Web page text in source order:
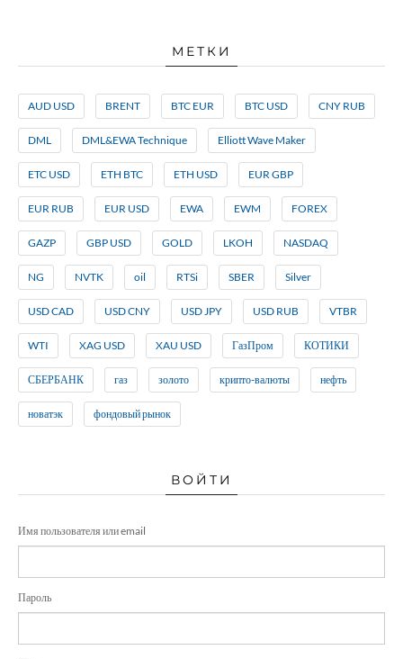
МЕТКИ
AUD USD BRENT BTC EUR BTC USD CNY RUB
DML DML&EWA Technique Elliott Wave Maker
ETC USD ETH BTC ETH USD EUR GBP
EUR RUB EUR USD EWA EWM FOREX
GAZP GBP USD GOLD LKOH NASDAQ
NG NVTK oil RTSi SBER Silver
USD CAD USD CNY USD JPY USD RUB VTBR
WTI XAG USD XAU USD ГазПром КОТИКИ
СБЕРБАНК газ золото крипто-валюты нефть
новатэк фондовый рынок
ВОЙТИ
Имя пользователя или email
Пароль